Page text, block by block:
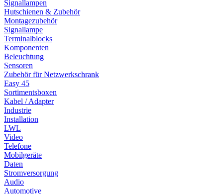
Signallampen
Hutschienen & Zubehör
Montagezubehör
Signallampe
Terminalblocks
Komponenten
Beleuchtung
Sensoren
Zubehör für Netzwerkschrank
Easy 45
Sortimentsboxen
Kabel / Adapter
Industrie
Installation
LWL
Video
Telefone
Mobilgeräte
Daten
Stromversorgung
Audio
Automotive